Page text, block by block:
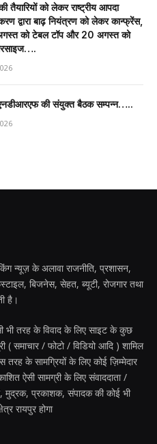
तैयारियों को लेकर राष्ट्रीय आपदा
द्वारा बाढ़ नियंत्रण को लेकर कान्फ्रेंस,
को टेबल टॉप और 20 अगस्त को
की संयुक्त बैठक सम्पन्न…..
न्यूज़ के अलावा राजनीति, प्रशासन,
बिजनेस, सेहत, ब्यूटी, रोजगार तथा
है।
भी तरह के विवाद के लिए साइट के कुछ
( समाचार / फोटो / विडियो आदि ) शामिल
के सामग्रियों के लिए कोई ज़िम्मेदार
ऐसी सामग्री के लिए संवाददाता /
मुद्रक, प्रकाशक, संपादक की कोई भी
रायपुर होगा